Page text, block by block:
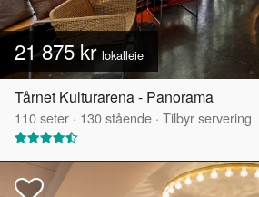
21 875 krlokalleie
Tårnet Kulturarena - Panorama
110seter · 130stående · Tilbyr servering